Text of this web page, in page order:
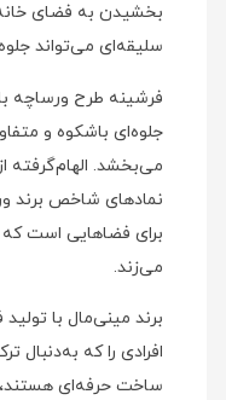
بخشیدن به فضای
سلیقه‌ای می‌تواند
فرشینه طرح ورساچه
جلوه‌ای باشکوه و
می‌بخشد. الهام‌گرفته
نمادهای شاخص برند
برای فضاهایی است
می‌زند.
برند مینی‌مال با
افرادی را که به‌دنبال
ساخت حرفه‌ای